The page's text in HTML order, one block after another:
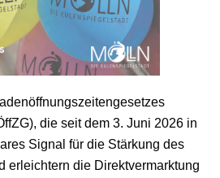
die seit dem 3. Juni 2026 in
Signal für die Stärkung des
erleichtern die Direktvermarktung